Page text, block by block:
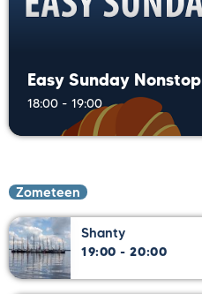
Easy Sunday Nonstop
18:00 - 19:00
Zometeen
Shanty
19:00 - 20:00